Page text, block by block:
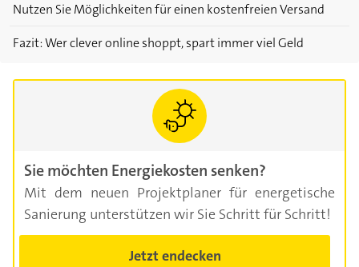
Nutzen Sie Möglichkeiten für einen kostenfreien Versand
Fazit: Wer clever online shoppt, spart immer viel Geld
Sie möchten Energiekosten senken?
Mit dem neuen Projektplaner für energetische
Sanierung unterstützen wir Sie Schritt für Schritt!
Jetzt endecken